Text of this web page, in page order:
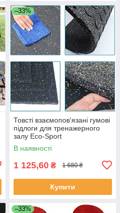
–33%
Товсті взаємопов'язані гумові
підлоги для тренажерного
залу Eco-Sport
В наявності
1 125,60 ₴ 1 680 ₴
Купити
–33%